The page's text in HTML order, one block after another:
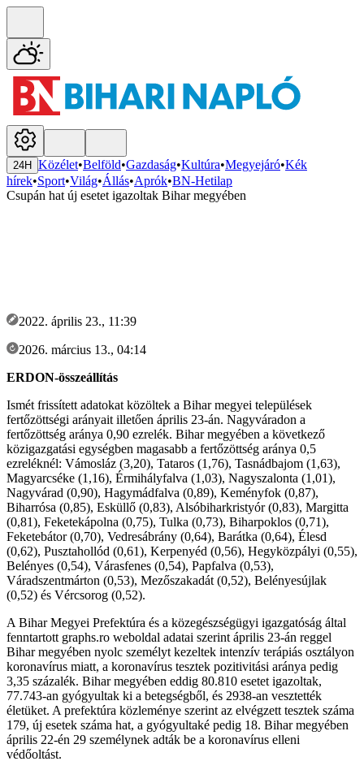
24H Közélet•Belföld•Gazdaság•Kultúra•Megyejáró•Kék
hírek•Sport•Világ•Állás•Aprók•BN-Hetilap
Csupán hat új esetet igazoltak Bihar megyében
2022. április 23., 11:39
2026. március 13., 04:14
ERDON-összeállítás
Ismét frissített adatokat közöltek a Bihar megyei települések
fertőzöttségi arányait illetően április 23-án. Nagyváradon a
fertőzöttség aránya 0,90 ezrelék. Bihar megyében a következő
közigazgatási egységben magasabb a fertőzöttség aránya 0,5
ezreléknél: Vámosláz (3,20), Tataros (1,76), Tasnádbajom (1,63),
Magyarcséke (1,16), Érmihályfalva (1,03), Nagyszalonta (1,01),
Nagyvárad (0,90), Hagymádfalva (0,89), Keményfok (0,87),
Biharrósa (0,85), Esküllő (0,83), Alsóbiharkristyór (0,83), Margitta
(0,81), Feketekápolna (0,75), Tulka (0,73), Biharpoklos (0,71),
Feketebátor (0,70), Vedresábrány (0,64), Barátka (0,64), Élesd
(0,62), Pusztahollód (0,61), Kerpenyéd (0,56), Hegyközpályi (0,55),
Belényes (0,54), Várasfenes (0,54), Papfalva (0,53),
Váradszentmárton (0,53), Mezőszakadát (0,52), Belényesújlak
(0,52) és Vércsorog (0,52).
A Bihar Megyei Prefektúra és a közegészségügyi igazgatóság által
fenntartott graphs.ro weboldal adatai szerint április 23-án reggel
Bihar megyében nyolc személyt kezeltek intenzív terápiás osztályon
koronavírus miatt, a koronavírus tesztek pozitivitási aránya pedig
3,35 százalék. Bihar megyében eddig 80.810 esetet igazoltak,
77.743-an gyógyultak ki a betegségből, és 2938-an vesztették
életüket. A prefektúra közleménye szerint az elvégzett tesztek száma
179, új esetek száma hat, a gyógyultaké pedig 18. Bihar megyében
április 22-én 29 személynek adták be a koronavírus elleni
védőoltást.